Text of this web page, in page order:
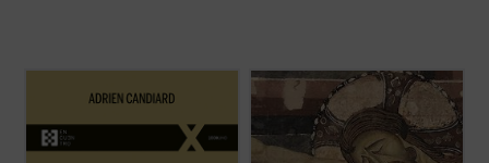
Adrien Candiard nos conduce al corazón
proclama las Bienaventuranzas y propone
exigencias que parecen inalcanzables:
¿Qué hacer cuando el sufrimiento se
vuelve insoportable y las respuestas
convencionales ya no bastan? El monje y
obispo Erik Varden nos propone un camino.
Inspirándose en un antiguo poema